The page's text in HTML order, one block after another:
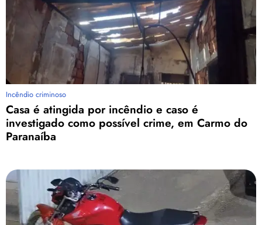
Incêndio criminoso
Casa é atingida por incêndio e caso é
investigado como possível crime, em Carmo do
Paranaíba